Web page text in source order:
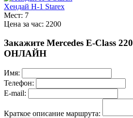
Хендай H-1 Starex
Мест: 7
Цена за час: 2200
Закажите Mercedes E-Class 220
ОНЛАЙН
Имя:
Телефон:
E-mail:
Краткое описание маршрута: